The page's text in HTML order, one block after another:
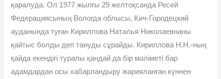
қаралуда. Ол 1977 жылғы 29 желтоқсанда Ресей
Федерациясының Вологда облысы, Кич-Городецкий
ауданында туған Кириллова Наталья Николаевнаны
қайтыс болды деп тануды сұрайды. Кириллова Н.Н.-ның
қайда екендігі туралы қандай да бір мəліметі бар
адамдардан осы хабарландыру жарияланған күннен